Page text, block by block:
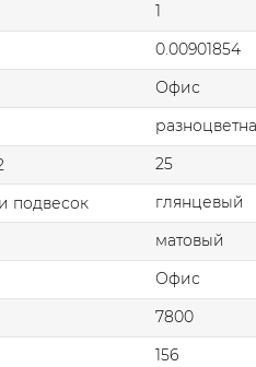
1
0.00901854
Офис
25
подвесок
глянцевый
матовый
Офис
7800
156